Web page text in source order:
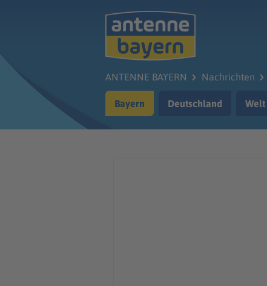
ANTENNE BAYERN Nachrichten
Bayern Deutschland Welt